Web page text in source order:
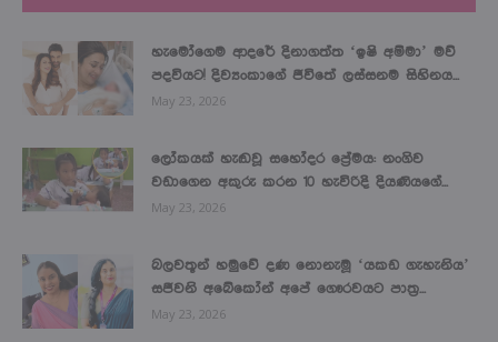
හැමෝගෙම ආදරේ දිනාගත්ත ‘ඉෂි අම්මා’ මව්
පදවියට! දිව්‍යංකාගේ ජීවිතේ ලස්සනම සිහිනය...
May 23, 2026
ලෝකයක් හැඬවූ සහෝදර ප්‍රේමය: නංගිව
වඩාගෙන අකුරු කරන 10 හැවිරිදි දියණියගේ...
May 23, 2026
බලවතූන් හමුවේ දණ නොනැමූ ‘යකඩ ගැහැනිය’
සජීවනි අබේකෝන් අපේ ගෞරවයට පාත්‍ර...
May 23, 2026